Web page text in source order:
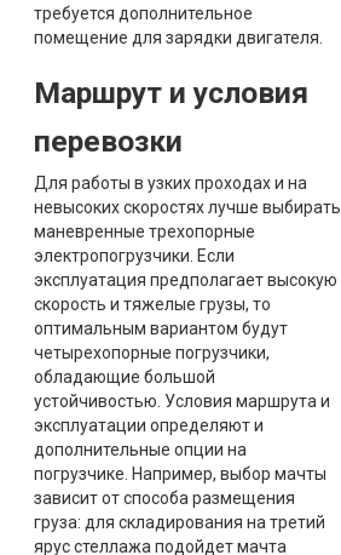
требуется дополнительное
помещение для зарядки двигателя.
Маршрут и условия
перевозки
Для работы в узких проходах и на
невысоких скоростях лучше выбирать
маневренные трехопорные
электропогрузчики. Если
эксплуатация предполагает высокую
скорость и тяжелые грузы, то
оптимальным вариантом будут
четырехопорные погрузчики,
обладающие большой
устойчивостью. Условия маршрута и
эксплуатации определяют и
дополнительные опции на
погрузчике. Например, выбор мачты
зависит от способа размещения
груза: для складирования на третий
ярус стеллажа подойдет мачта